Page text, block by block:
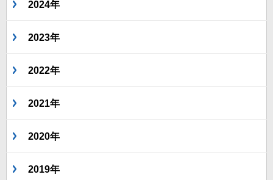
2024年
2023年
2022年
2021年
2020年
2019年